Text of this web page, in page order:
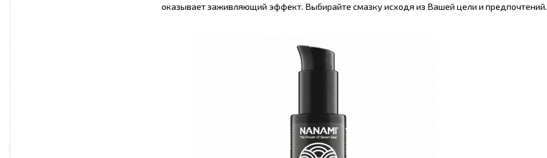
оказывает заживляющий эффект. Выбирайте смазку исходя из Вашей цели и предпочтений.